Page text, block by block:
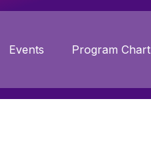
Events Program Chart